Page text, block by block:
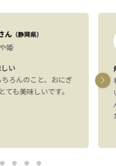
ん（静岡県）
姫
い
ろんのこと、おにぎ
ても美味しいです。